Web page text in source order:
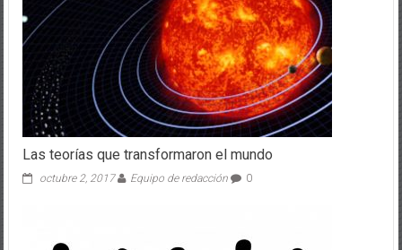
Las teorías que transformaron el mundo
octubre 2, 2017 Equipo de redacción 0